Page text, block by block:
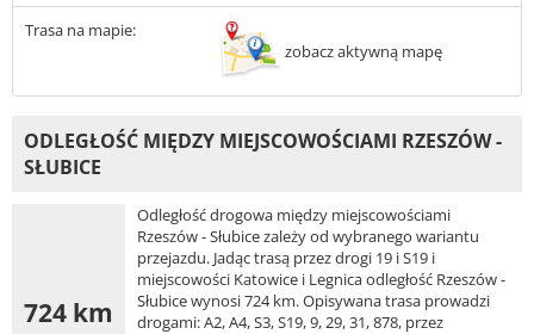
Trasa na mapie:
zobacz aktywną mapę
ODLEGŁOŚĆ MIĘDZY MIEJSCOWOŚCIAMI RZESZÓW -
SŁUBICE
724 km
Odległość drogowa między miejscowościami
Rzeszów - Słubice zależy od wybranego wariantu
przejazdu. Jadąc trasą przez drogi 19 i S19 i
miejscowości Katowice i Legnica odległość Rzeszów -
Słubice wynosi 724 km. Opisywana trasa prowadzi
drogami: A2, A4, S3, S19, 9, 29, 31, 878, przez